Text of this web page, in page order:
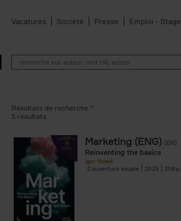
Vacatures Société Presse Emploi - Stage
filter
Feyter filter
Van Belleghem filter
Résultats de recherche ''
5 résultats
Marketing (ENG) (EN)
Reinventing the basics
Igor Nowé
Couverture souple
2025 208